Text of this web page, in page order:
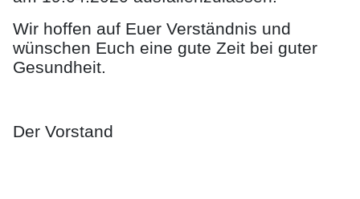
Wir hoffen auf Euer Verständnis und
wünschen Euch eine gute Zeit bei guter
Gesundheit.
Der Vorstand